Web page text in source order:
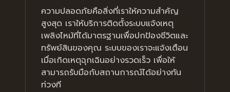
ความปลอดภัยคือสิ่งที่เราให้ความสำคัญ
สูงสุด เราให้บริการติดตั้งระบบแจ้งเหตุ
เพลิงไหม้ที่ได้มาตรฐานเพื่อปกป้องชีวิตและ
ทรัพย์สินของคุณ ระบบของเราจะแจ้งเตือน
เมื่อเกิดเหตุฉุกเฉินอย่างรวดเร็ว เพื่อให้
สามารถรับมือกับสถานการณ์ได้อย่างทัน
ท่วงที